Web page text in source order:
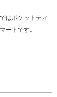
はポケットティ
ートです。